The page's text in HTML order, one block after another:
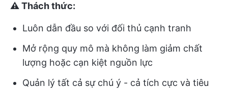
⚠️ Thách thức:
Luôn dẫn đầu so với đối thủ cạnh tranh
Mở rộng quy mô mà không làm giảm chất
lượng hoặc cạn kiệt nguồn lực
Quản lý tất cả sự chú ý - cả tích cực và tiêu